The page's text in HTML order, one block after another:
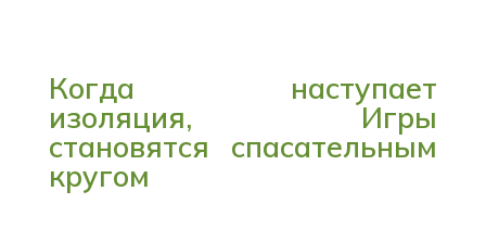
Когда наступает
изоляция, Игры
становятся спасательным
кругом